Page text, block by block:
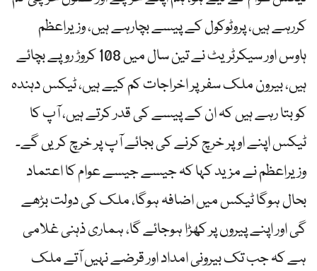
کررہے ہیں، پروٹوکول کے پیسے بچارہے ہیں، وزیراعظم
ہاوس اور سیکرٹریٹ نے تین سال میں 108 کروڑ روپے بچائے
ہیں، بیرون ملک سفر پر اخراجات کم کیے ہیں، ٹیکس دہندہ
کو بتا رہے ہیں کہ ان کے پیسے کی قدر کرتے ہیں، آپ کا
ٹیکس اپنے اوپر خرچ کرنے کی بجائے آپ پر خرچ کریں گے۔
وزیراعظم نے مزید کہا کہ جیسے جیسے عوام کا اعتماد
بحال ہوگا ٹیکس میں اضافہ ہوگا، ملک کی دولت بڑھے
گی اور اپنے پیروں پر کھڑا ہوجائے گا، ہماری ذہنی غلامی
ہے کہ جب تک بیرونی امداد اور قرضے نہیں آتے ملک